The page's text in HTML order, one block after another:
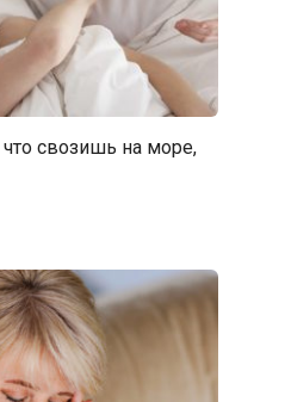
свозишь на море,